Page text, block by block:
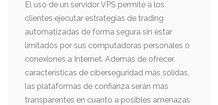
El uso de un servidor VPS permite a los
clientes ejecutar estrategias de trading
automatizadas de forma segura sin estar
limitados por sus computadoras personales o
conexiones a Internet. Además de ofrecer
características de ciberseguridad más sólidas,
las plataformas de confianza serán más
transparentes en cuanto a posibles amenazas